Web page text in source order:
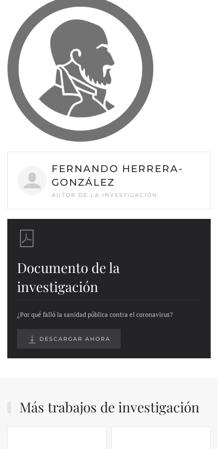
FERNANDO HERRERA-
GONZÁLEZ
AUTOR DE LA INVESTIGACIÓN
Documento de la
investigación
¿Por qué falló la sanidad pública contra el coronavirus?
DESCARGAR AHORA
Más trabajos de investigación